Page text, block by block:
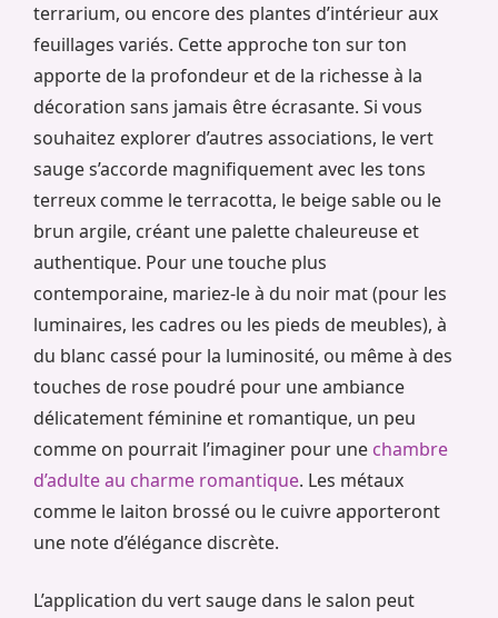
terrarium, ou encore des plantes d’intérieur aux
feuillages variés. Cette approche ton sur ton
apporte de la profondeur et de la richesse à la
décoration sans jamais être écrasante. Si vous
souhaitez explorer d’autres associations, le vert
sauge s’accorde magnifiquement avec les tons
terreux comme le terracotta, le beige sable ou le
brun argile, créant une palette chaleureuse et
authentique. Pour une touche plus
contemporaine, mariez-le à du noir mat (pour les
luminaires, les cadres ou les pieds de meubles), à
du blanc cassé pour la luminosité, ou même à des
touches de rose poudré pour une ambiance
délicatement féminine et romantique, un peu
comme on pourrait l’imaginer pour une chambre
d’adulte au charme romantique. Les métaux
comme le laiton brossé ou le cuivre apporteront
une note d’élégance discrète.
L’application du vert sauge dans le salon peut